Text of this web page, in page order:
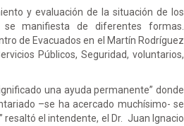
y evaluación de la situación de los
manifiesta de diferentes formas.
de Evacuados en el Martín Rodríguez
Públicos, Seguridad, voluntarios,
una ayuda permanente” donde
–se ha acercado muchísimo- se
resaltó el intendente, el Dr. Juan Ignacio